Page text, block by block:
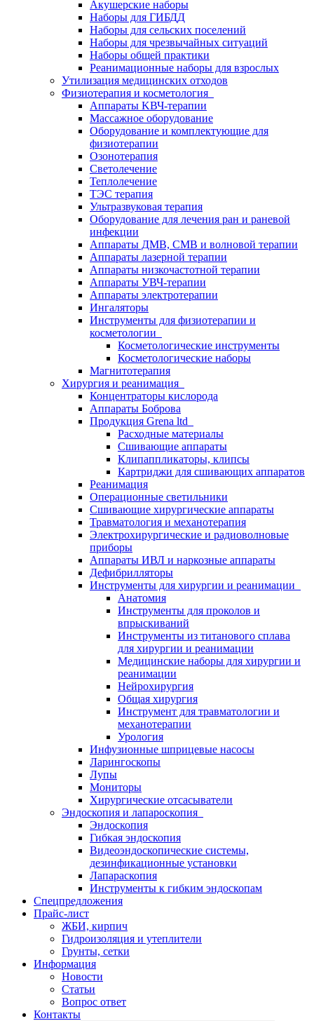
Акушерские наборы
Наборы для ГИБДД
Наборы для сельских поселений
Наборы для чрезвычайных ситуаций
Наборы общей практики
Реанимационные наборы для взрослых
Утилизация медицинских отходов
Физиотерапия и косметология
Аппараты KВЧ-терапии
Массажное оборудование
Оборудование и комплектующие для
физиотерапии
Озонотерапия
Светолечение
Теплолечение
ТЭС терапия
Ультразвуковая терапия
Оборудование для лечения ран и раневой
инфекции
Аппараты ДМВ, СМВ и волновой терапии
Аппараты лазерной терапии
Аппараты низкочастотной терапии
Аппараты УВЧ-терапии
Аппараты электротерапии
Ингаляторы
Инструменты для физиотерапии и
косметологии
Косметологические инструменты
Косметологические наборы
Магнитотерапия
Хирургия и реанимация
Концентраторы кислорода
Аппараты Боброва
Продукция Grena ltd
Расходные материалы
Сшивающие аппараты
Клипаппликаторы, клипсы
Картриджи для сшивающих аппаратов
Реанимация
Операционные светильники
Сшивающие хирургические аппараты
Травматология и механотерапия
Электрохирургические и радиоволновые
приборы
Аппараты ИВЛ и наркозные аппараты
Дефибрилляторы
Инструменты для хирургии и реанимации
Анатомия
Инструменты для проколов и
впрыскиваний
Инструменты из титанового сплава
для хирургии и реанимации
Медицинские наборы для хирургии и
реанимации
Нейрохирургия
Общая хирургия
Инструмент для травматологии и
механотерапии
Урология
Инфузионные шприцевые насосы
Ларингоскопы
Лупы
Мониторы
Хирургические отсасыватели
Эндоскопия и лапароскопия
Эндоскопия
Гибкая эндоскопия
Видеоэндоскопические системы,
дезинфикационные установки
Лапараскопия
Инструменты к гибким эндоскопам
Спецпредложения
Прайс-лист
ЖБИ, кирпич
Гидроизоляция и утеплители
Грунты, сетки
Информация
Новости
Статьи
Вопрос ответ
Контакты